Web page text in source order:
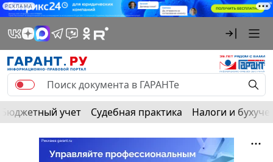
РЕКЛАМА
Бюджетный учет Судебная практика Налоги и